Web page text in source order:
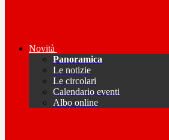
Novità
Panoramica
Le notizie
Le circolari
Calendario eventi
Albo online